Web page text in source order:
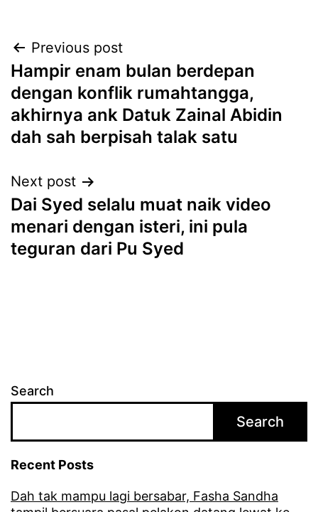
Post
navigation
Previous post
Hampir enam bulan berdepan
dengan konflik rumahtangga,
akhirnya ank Datuk Zainal Abidin
dah sah berpisah talak satu
Next post
Dai Syed selalu muat naik video
menari dengan isteri, ini pula
teguran dari Pu Syed
Search
Search
Recent Posts
Dah tak mampu lagi bersabar, Fasha Sandha